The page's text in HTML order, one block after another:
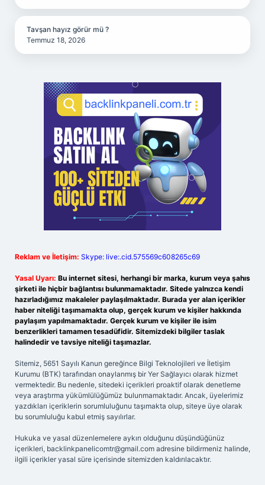
Tavşan hayız görür mü ?
Temmuz 18, 2026
Reklam ve İletişim: Skype: live:.cid.575569c608265c69
Yasal Uyarı: Bu internet sitesi, herhangi bir marka, kurum veya şahıs
şirketi ile hiçbir bağlantısı bulunmamaktadır. Sitede yalnızca kendi
hazırladığımız makaleler paylaşılmaktadır. Burada yer alan içerikler
haber niteliği taşımamakta olup, gerçek kurum ve kişiler hakkında
paylaşım yapılmamaktadır. Gerçek kurum ve kişiler ile isim
benzerlikleri tamamen tesadüfidir. Sitemizdeki bilgiler taslak
halindedir ve tavsiye niteliği taşımazlar.
Sitemiz, 5651 Sayılı Kanun gereğince Bilgi Teknolojileri ve İletişim
Kurumu (BTK) tarafından onaylanmış bir Yer Sağlayıcı olarak hizmet
vermektedir. Bu nedenle, sitedeki içerikleri proaktif olarak denetleme
veya araştırma yükümlülüğümüz bulunmamaktadır. Ancak, üyelerimiz
yazdıkları içeriklerin sorumluluğunu taşımakta olup, siteye üye olarak
bu sorumluluğu kabul etmiş sayılırlar.
Hukuka ve yasal düzenlemelere aykırı olduğunu düşündüğünüz
içerikleri, backlinkpanelicomtr@gmail.com adresine bildirmeniz halinde,
ilgili içerikler yasal süre içerisinde sitemizden kaldırılacaktır.